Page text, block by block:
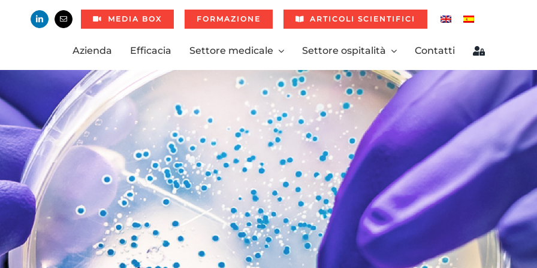
MEDIA BOX FORMAZIONE ARTICOLI SCIENTIFICI
Azienda Efficacia Settore medicale Settore ospitalità Contatti